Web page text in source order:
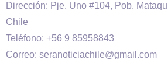
Dirección: Pje. Uno #104, Pob.
Chile
Teléfono: +56 9 85958843
Correo: seranoticiachile@gmail.com